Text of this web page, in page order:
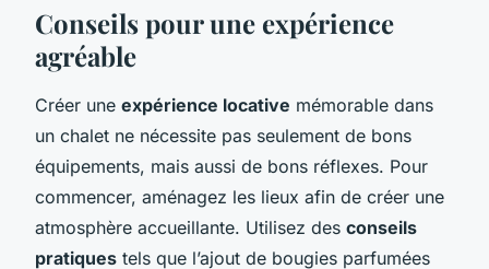
Conseils pour une expérience
agréable
Créer une expérience locative mémorable dans
un chalet ne nécessite pas seulement de bons
équipements, mais aussi de bons réflexes. Pour
commencer, aménagez les lieux afin de créer une
atmosphère accueillante. Utilisez des conseils
pratiques tels que l’ajout de bougies parfumées